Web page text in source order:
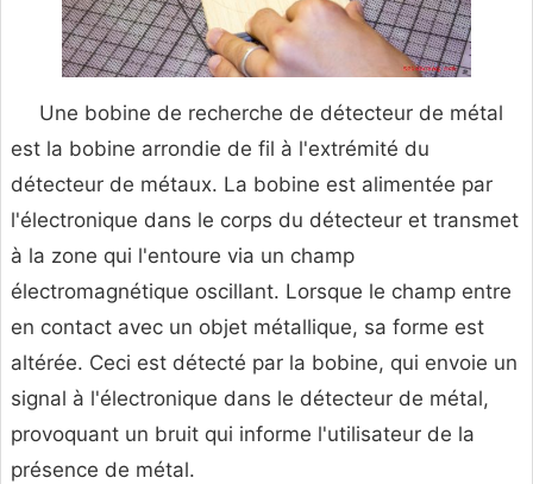
Une bobine de recherche de détecteur de métal
est la bobine arrondie de fil à l'extrémité du
détecteur de métaux. La bobine est alimentée par
l'électronique dans le corps du détecteur et transmet
à la zone qui l'entoure via un champ
électromagnétique oscillant. Lorsque le champ entre
en contact avec un objet métallique, sa forme est
altérée. Ceci est détecté par la bobine, qui envoie un
signal à l'électronique dans le détecteur de métal,
provoquant un bruit qui informe l'utilisateur de la
présence de métal.